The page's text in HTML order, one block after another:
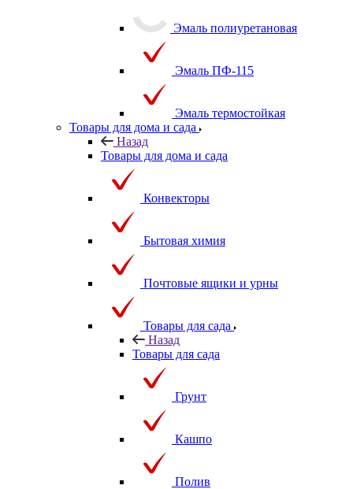
Эмаль полиуретановая
Эмаль ПФ-115
Эмаль термостойкая
Товары для дома и сада
Назад
Товары для дома и сада
Конвекторы
Бытовая химия
Почтовые ящики и урны
Товары для сада
Назад
Товары для сада
Грунт
Кашпо
Полив